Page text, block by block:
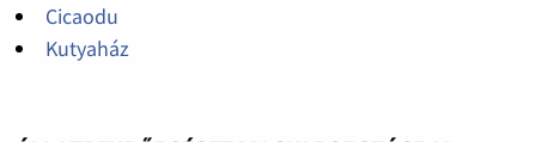
Cicaodu
Kutyaház